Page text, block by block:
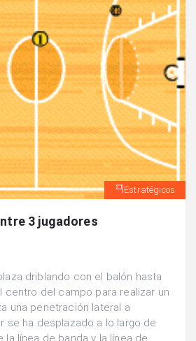
Estratégicos
3 jugadores
driblando con el balón hasta
centro del campo para realizar un
una penetración lateral a
se ha desplazado a lo largo de
línea de banda y la línea de